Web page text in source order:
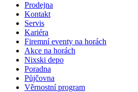
Prodejna
Kontakt
Servis
Kariéra
Firemní eventy na horách
Akce na horách
Nixski depo
Poradna
Půjčovna
Věrnostní program